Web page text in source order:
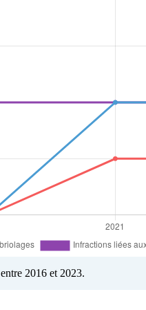
entre 2016 et 2023.